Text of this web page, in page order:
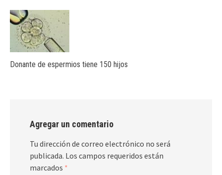
Donante de espermios tiene 150 hijos
Agregar un comentario
Tu dirección de correo electrónico no será
publicada. Los campos requeridos están
marcados *